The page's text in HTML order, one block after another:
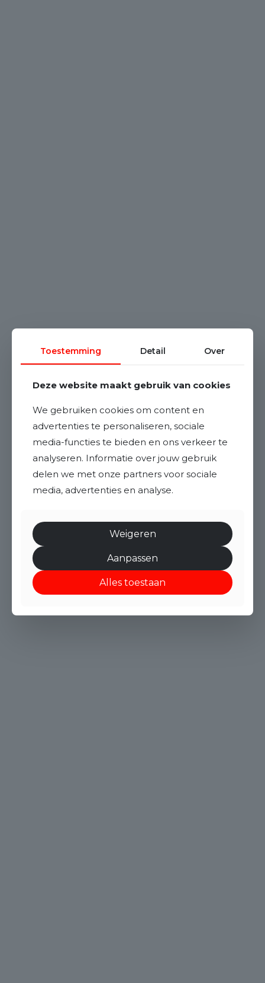
Toestemming Detail Over
Deze website maakt gebruik van cookies
We gebruiken cookies om content en
advertenties te personaliseren, sociale
media-functies te bieden en ons verkeer te
analyseren. Informatie over jouw gebruik
delen we met onze partners voor sociale
media, advertenties en analyse.
Weigeren
Aanpassen
Alles toestaan